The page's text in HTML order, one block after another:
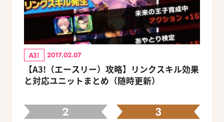
A3! 2017.02.07
【A3!（エースリー）攻略】リンクスキル効果
と対応ユニットまとめ（随時更新）
2 3